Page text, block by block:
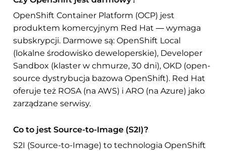
OpenShift Container Platform (OCP) jest
produktem komercyjnym Red Hat — wymaga
subskrypcji. Darmowe są: OpenShift Local
(lokalne środowisko deweloperskie), Developer
Sandbox (klaster w chmurze, 30 dni), OKD (open-
source dystrybucja bazowa OpenShift). Red Hat
oferuje też ROSA (na AWS) i ARO (na Azure) jako
zarządzane serwisy.
Co to jest Source-to-Image (S2I)?
S2I (Source-to-Image) to technologia OpenShift